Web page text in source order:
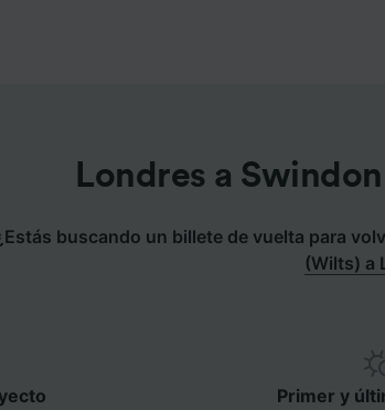
Londres a
buscando un billete de vuelta para
(Wilts) a
Primer y